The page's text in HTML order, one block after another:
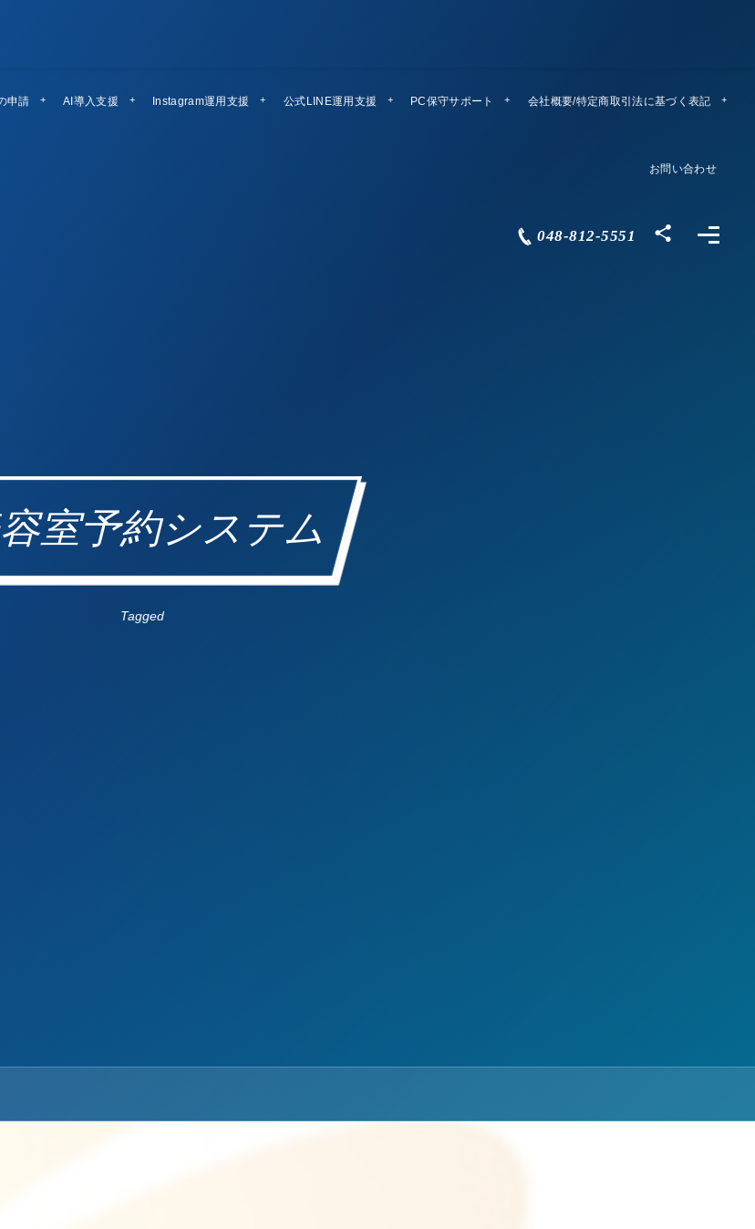
申請 AI導入支援 Instagram運用支援 公式LINE運用支援 PC保守サポート
リモートメンテ 会社概要/特定商取引法に基づく表記
Company Profile
お問い合わせ
Contact
048-812-5551
室予約システム
Tagged